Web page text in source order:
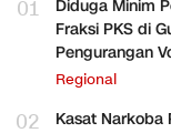
01
Diduga Minim
Fraksi PKS di
Pengurangan
Regional
02
Kasat Narkoba